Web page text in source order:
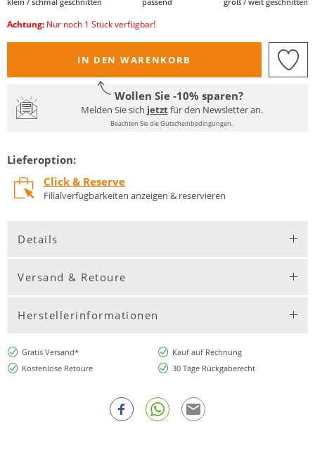
Achtung: Nur noch 1 Stück verfügbar!
IN DEN WARENKORB
Wollen Sie -10% sparen?
Melden Sie sich jetztfür den Newsletter an.
Beachten Sie die Gutscheinbedingungen.
Lieferoption:
Click & Reserve
Filialverfügbarkeiten anzeigen & reservieren
Details
Versand & Retoure
Herstellerinformationen
Gratis Versand*
Kauf auf Rechnung
Kostenlose Retoure
30 Tage Rückgaberecht